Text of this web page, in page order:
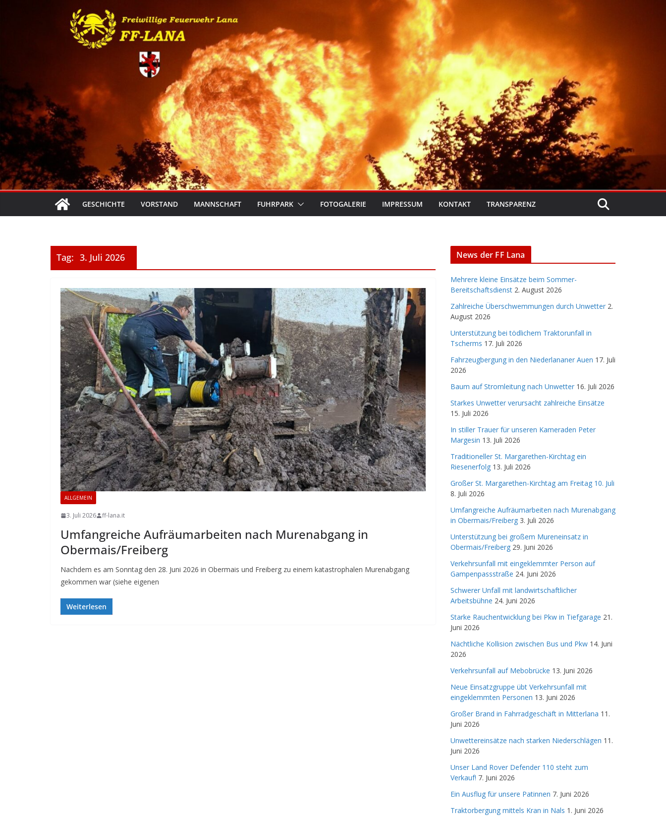
GESCHICHTE VORSTAND MANNSCHAFT FUHRPARK FOTOGALERIE IMPRESSUM KONTAKT TRANSPARENZ
Tag: 3. Juli 2026
ALLGEMEIN
3. Juli 2026 ff-lana.it
Umfangreiche Aufräumarbeiten nach Murenabgang in
Obermais/Freiberg
Nachdem es am Sonntag den 28. Juni 2026 in Obermais und Freiberg zu einem katastrophalen Murenabgang
gekommen war (siehe eigenen
Weiterlesen
News der FF Lana
Mehrere kleine Einsätze beim Sommer-
Bereitschaftsdienst 2. August 2026
Zahlreiche Überschwemmungen durch Unwetter 2.
August 2026
Unterstützung bei tödlichem Traktorunfall in
Tscherms 17. Juli 2026
Fahrzeugbergung in den Niederlananer Auen 17. Juli
2026
Baum auf Stromleitung nach Unwetter 16. Juli 2026
Starkes Unwetter verursacht zahlreiche Einsätze
15. Juli 2026
In stiller Trauer für unseren Kameraden Peter
Margesin 13. Juli 2026
Traditioneller St. Margarethen-Kirchtag ein
Riesenerfolg 13. Juli 2026
Großer St. Margarethen-Kirchtag am Freitag 10. Juli
8. Juli 2026
Umfangreiche Aufräumarbeiten nach Murenabgang
in Obermais/Freiberg 3. Juli 2026
Unterstützung bei großem Mureneinsatz in
Obermais/Freiberg 29. Juni 2026
Verkehrsunfall mit eingeklemmter Person auf
Gampenpassstraße 24. Juni 2026
Schwerer Unfall mit landwirtschaftlicher
Arbeitsbühne 24. Juni 2026
Starke Rauchentwicklung bei Pkw in Tiefgarage 21.
Juni 2026
Nächtliche Kollision zwischen Bus und Pkw 14. Juni
2026
Verkehrsunfall auf Mebobrücke 13. Juni 2026
Neue Einsatzgruppe übt Verkehrsunfall mit
eingeklemmten Personen 13. Juni 2026
Großer Brand in Fahrradgeschäft in Mitterlana 11.
Juni 2026
Unwettereinsätze nach starken Niederschlägen 11.
Juni 2026
Unser Land Rover Defender 110 steht zum
Verkauf! 7. Juni 2026
Ein Ausflug für unsere Patinnen 7. Juni 2026
Traktorbergung mittels Kran in Nals 1. Juni 2026